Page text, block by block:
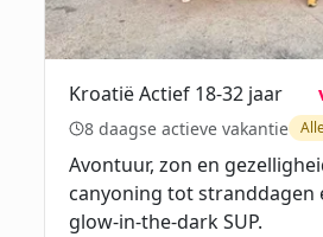
Kroatië Actief 18-32 jaar
8 daagse actieve vakantie
Avontuur, zon en
canyoning tot stranddagen
glow-in-the-dark SUP.